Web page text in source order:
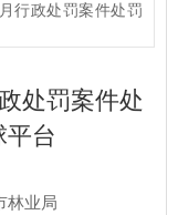
行政处罚案件处罚
处罚案件处
平台
林业局